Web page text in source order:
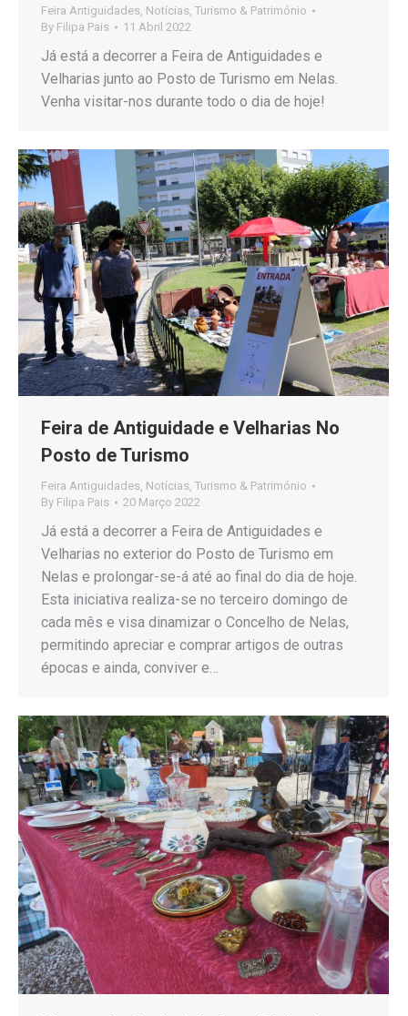
Feira Antiguidades, Notícias, Turismo & Património
By Filipa Pais 11 Abril 2022
Já está a decorrer a Feira de Antiguidades e
Velharias junto ao Posto de Turismo em Nelas.
Venha visitar-nos durante todo o dia de hoje!
Feira de Antiguidade e Velharias No
Posto de Turismo
Feira Antiguidades, Notícias, Turismo & Património
By Filipa Pais 20 Março 2022
Já está a decorrer a Feira de Antiguidades e
Velharias no exterior do Posto de Turismo em
Nelas e prolongar-se-á até ao final do dia de hoje.
Esta iniciativa realiza-se no terceiro domingo de
cada mês e visa dinamizar o Concelho de Nelas,
permitindo apreciar e comprar artigos de outras
épocas e ainda, conviver e…